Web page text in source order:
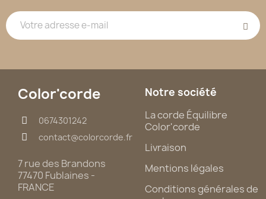
Color'corde
0674301242
contact@colorcorde.fr
7 rue des Brandons
77470 Fublaines -
FRANCE
Notre société
La corde Équilibre
Color'corde
Livraison
Mentions légales
Conditions générales de